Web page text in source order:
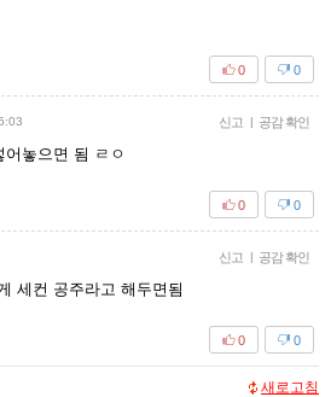
0
0
신고 | 공감 확인
놓으면 됨 ㄹㅇ
0
0
신고 | 공감 확인
세컨 공주라고 해두면됨
0
0
새로고침